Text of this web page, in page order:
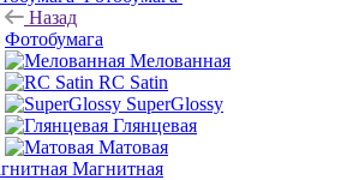
Назад
Фотобумага
Мелованная
RC Satin
SuperGlossy
Глянцевая
Матовая
Магнитная